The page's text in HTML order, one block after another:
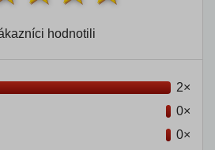
hodnotili
2×
0×
0×